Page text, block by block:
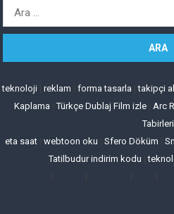
Arama:
teknoloji reklam forma tasarla |takipçi al
Kaplama |Türkçe Dublaj Film izle| Arc
Tabirleri
eta saat webtoon oku Sfero Döküm
Tatilbudur indirim kodu |